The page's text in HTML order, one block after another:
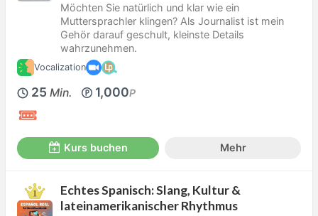
Möchten Sie natürlich und klar wie ein
Muttersprachler klingen? Als Journalist ist mein
Gehör darauf geschult, kleinste Details
wahrzunehmen.
Vocalization
25 Min. 1,000P
Kurs buchen Mehr
Echtes Spanisch: Slang, Kultur &
lateinamerikanischer Rhythmus